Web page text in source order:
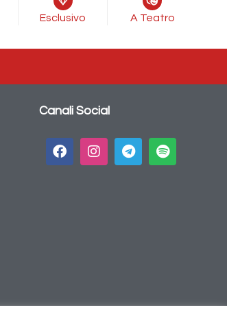
Esclusivo A Teatro
Canali Social